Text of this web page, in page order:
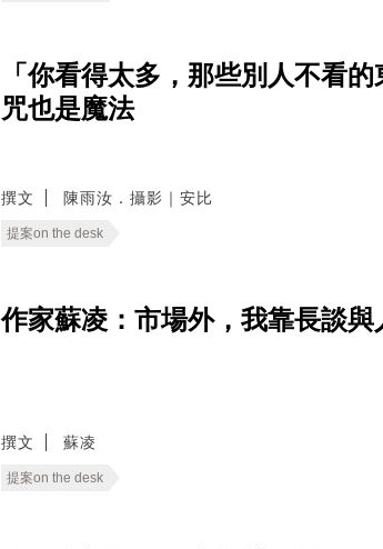
「你看得太多，那些別人不看
咒也是魔法
撰文 陳雨汝．攝影｜安比
提案on the desk
作家蘇凌：市場外，我靠長談與
撰文 蘇凌
提案on the desk